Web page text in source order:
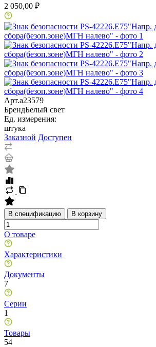
2 050,00 ₽
Арт.a23579
БрендБелый свет
Ед. измерения:
штука
Заказной Доступен
В спецификацию В корзину
О товаре
Характеристики
Документы
7
Серии
1
Товары
54